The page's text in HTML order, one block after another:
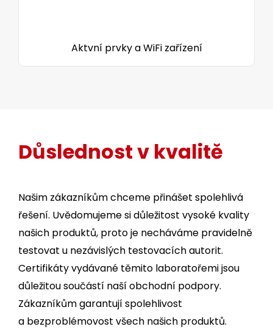
Aktvní prvky a WiFi zařízení
Důslednost v kvalitě
Našim zákazníkům chceme přinášet spolehlivá
řešení. Uvědomujeme si důležitost vysoké kvality
našich produktů, proto je necháváme pravidelně
testovat u nezávislých testovacích autorit.
Certifikáty vydávané těmito laboratořemi jsou
důležitou součástí naší obchodní podpory.
Zákazníkům garantují spolehlivost
a bezproblémovost všech našich produktů.